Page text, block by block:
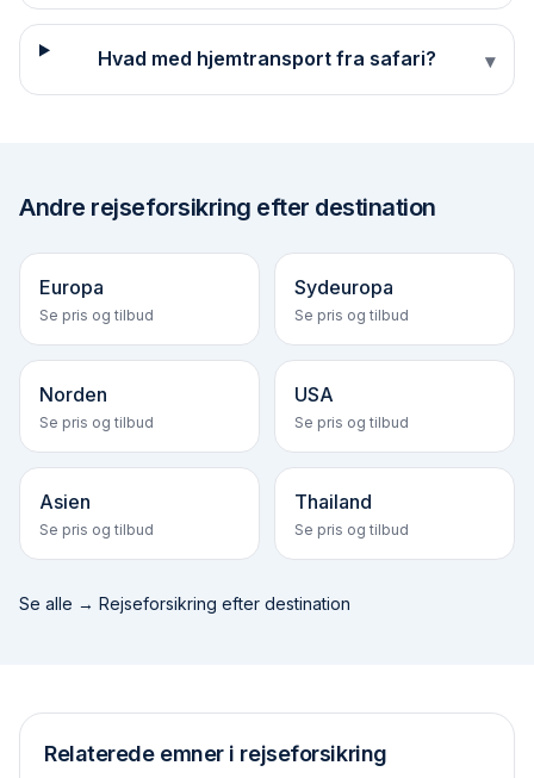
Hvad med hjemtransport fra safari? ▾
Andre rejseforsikring efter destination
Europa
Se pris og tilbud
Sydeuropa
Se pris og tilbud
Norden
Se pris og tilbud
USA
Se pris og tilbud
Asien
Se pris og tilbud
Thailand
Se pris og tilbud
Se alle → Rejseforsikring efter destination
Relaterede emner i rejseforsikring